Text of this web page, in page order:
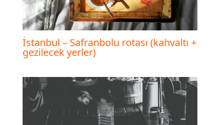
İstanbul – Safranbolu rotası (kahvaltı +
gezilecek yerler)